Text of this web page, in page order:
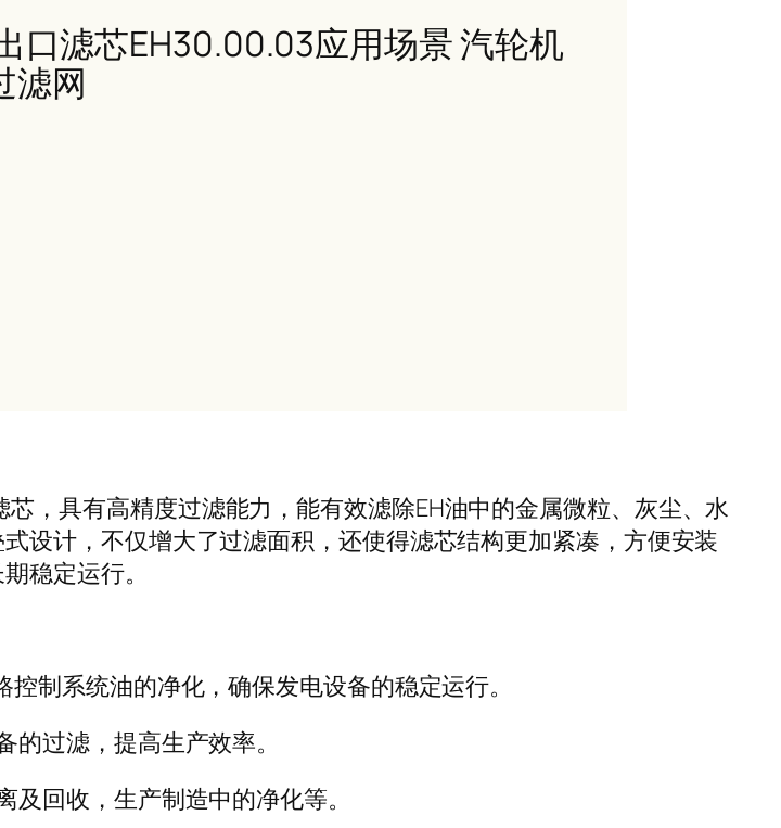
口滤芯EH30.00.03应用场景 汽轮机
滤网
具有高精度过滤能力，能有效滤除EH油中的金属微粒、灰尘、水
设计，不仅增大了过滤面积，还使得滤芯结构更加紧凑，方便安装
稳定运行。
制系统油的净化，确保发电设备的稳定运行。
过滤，提高生产效率。
回收，生产制造中的净化等。